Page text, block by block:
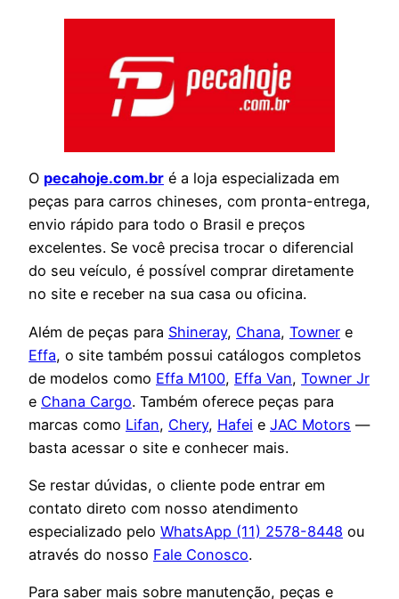
O pecahoje.com.br é a loja especializada em
peças para carros chineses, com pronta-entrega,
envio rápido para todo o Brasil e preços
excelentes. Se você precisa trocar o diferencial
do seu veículo, é possível comprar diretamente
no site e receber na sua casa ou oficina.
Além de peças para Shineray, Chana, Towner e
Effa, o site também possui catálogos completos
de modelos como Effa M100, Effa Van, Towner Jr
e Chana Cargo. Também oferece peças para
marcas como Lifan, Chery, Hafei e JAC Motors —
basta acessar o site e conhecer mais.
Se restar dúvidas, o cliente pode entrar em
contato direto com nosso atendimento
especializado pelo WhatsApp (11) 2578-8448 ou
através do nosso Fale Conosco.
Para saber mais sobre manutenção, peças e